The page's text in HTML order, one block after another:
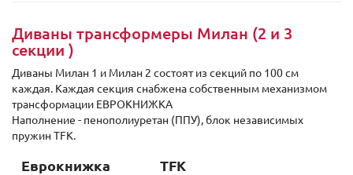
Диваны трансформеры Милан (2 и 3
секции )
Диваны Милан 1 и Милан 2 состоят из секций по 100 см
каждая. Каждая секция снабжена собственным механизмом
трансформации ЕВРОКНИЖКА
Наполнение - пенополиуретан (ППУ), блок независимых
пружин TFK.
Еврокнижка TFK